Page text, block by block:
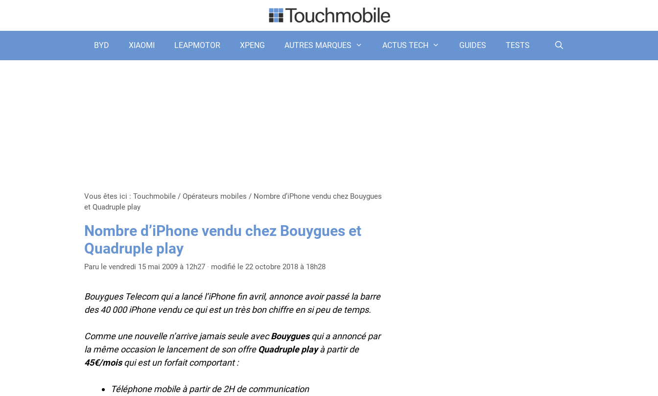
contenu
BYD XIAOMI LEAPMOTOR XPENG AUTRES MARQUES ACTUS TECH GUIDES TESTS
Vous êtes ici : Touchmobile / Opérateurs mobiles / Nombre d’iPhone vendu chez Bouygues
et Quadruple play
Nombre d’iPhone vendu chez Bouygues et
Quadruple play
Paru le vendredi 15 mai 2009 à 12h27 · modifié le 22 octobre 2018 à 18h28
Bouygues Telecom qui a lancé l’iPhone fin avril, annonce avoir passé la barre
des 40 000 iPhone vendu ce qui est un très bon chiffre en si peu de temps.
Comme une nouvelle n’arrive jamais seule avecBouyguesqui a annoncé par
la même occasion le lancement de son offreQuadruple playà partir de
45€/moisqui est un forfait comportant :
Téléphone mobile à partir de 2H de communication